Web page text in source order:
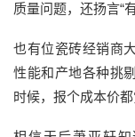
质量问题，还扬言“
也有位瓷砖经销商
性能和产地各种挑
时候，报个成本价都